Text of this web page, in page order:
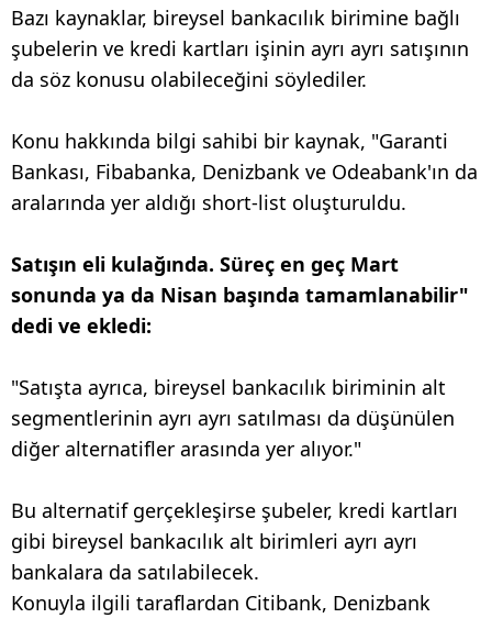
Bazı kaynaklar, bireysel bankacılık birimine bağlı
şubelerin ve kredi kartları işinin ayrı ayrı satışının
da söz konusu olabileceğini söylediler.
Konu hakkında bilgi sahibi bir kaynak, "Garanti
Bankası, Fibabanka, Denizbank ve Odeabank'ın da
aralarında yer aldığı short-list oluşturuldu.
Satışın eli kulağında. Süreç en geç Mart
sonunda ya da Nisan başında tamamlanabilir"
dedi ve ekledi:
"Satışta ayrıca, bireysel bankacılık biriminin alt
segmentlerinin ayrı ayrı satılması da düşünülen
diğer alternatifler arasında yer alıyor."
Bu alternatif gerçekleşirse şubeler, kredi kartları
gibi bireysel bankacılık alt birimleri ayrı ayrı
bankalara da satılabilecek.
Konuyla ilgili taraflardan Citibank, Denizbank